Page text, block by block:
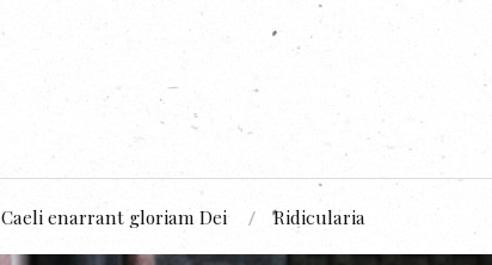
Caeli enarrant gloriam Dei Ridicularia